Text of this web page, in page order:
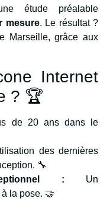
étude préalable
mesure. Le résultat ?
Marseille, grâce aux
Internet
? 🏆
de 20 ans dans le
des dernières
🔧
: Un
la pose. 🤝